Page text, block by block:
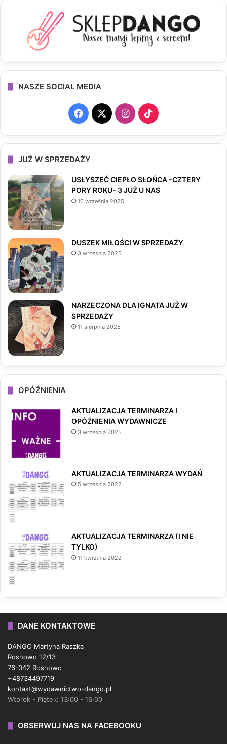
NASZE SOCIAL MEDIA
F
a
b
k
X
I
n
a
T
i
T
o
JUŻ W SPRZEDAŻY
USŁYSZEĆ CIEPŁO SŁOŃCA -CZTERY
PORY ROKU- 3 JUŻ U NAS
10 września 2025
DUSZEK MIŁOŚCI W SPRZEDAŻY
3 września 2025
NARZECZONA DLA IGNATA JUŻ W
SPRZEDAŻY
11 sierpnia 2025
OPÓŹNIENIA
AKTUALIZACJA TERMINARZA I
OPÓŹNIENIA WYDAWNICZE
3 września 2025
AKTUALIZACJA TERMINARZA WYDAŃ
5 września 2022
AKTUALIZACJA TERMINARZA (I NIE
TYLKO)
11 kwietnia 2022
DANE KONTAKTOWE
DANGO Martyna Raszka
Rosnowo 12/13
76-042 Rosnowo
+48734497719
kontakt@wydawnictwo-dango.pl
Wtorek - Piątek: 13:00 - 16:00
OBSERWUJ NAS NA FACEBOOKU